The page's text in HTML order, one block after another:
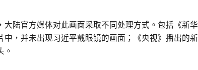
大陆官方媒体对此画面采取不同处理方式。包括《新
中，并未出现习近平戴眼镜的画面；《央视》播出的
。